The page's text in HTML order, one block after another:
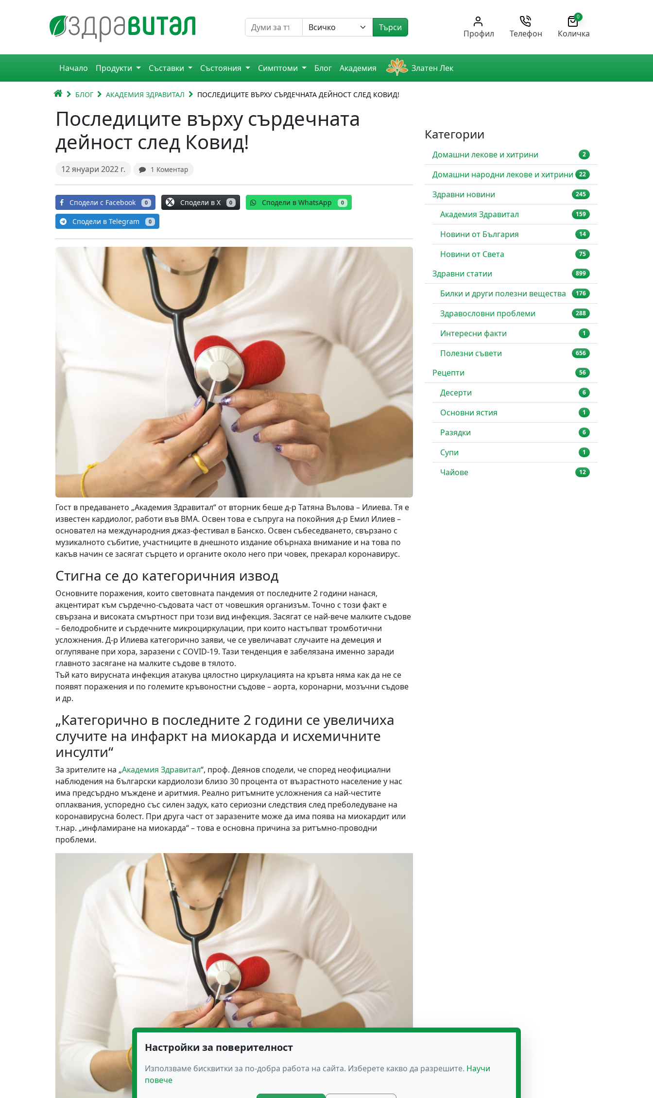
Горна навигация
Търсене на Търси
Профил Телефон
0
Количка
Главна навигация
Начало Продукти Съставки Състояния Симптоми Блог Академия Златен Лек
НАЧАЛО
БЛОГ АКАДЕМИЯ ЗДРАВИТАЛ ПОСЛЕДИЦИТЕ ВЪРХУ СЪРДЕЧНАТА ДЕЙНОСТ СЛЕД КОВИД!
Последиците върху сърдечната
дейност след Ковид!
12 януари 2022 г. 1 Коментар
Сподели с Facebook 0 Сподели в X 0 Сподели в WhatsApp 0
Сподели в Telegram 0
Гост в предаването „Академия Здравитал“ от вторник беше д-р Татяна Вълова – Илиева. Тя е
известен кардиолог, работи във ВМА. Освен това е съпруга на покойния д-р Емил Илиев –
основател на международния джаз-фестивал в Банско. Освен събеседването, свързано с
музикалното събитие, участниците в днешното издание обърнаха внимание и на това по
какъв начин се засягат сърцето и органите около него при човек, прекарал коронавирус.
Стигна се до категоричния извод
Основните поражения, които световната пандемия от последните 2 години нанася,
акцентират към сърдечно-съдовата част от човешкия организъм. Точно с този факт е
свързана и високата смъртност при този вид инфекция. Засягат се най-вече малките съдове
– белодробните и сърдечните микроциркулации, при които настъпват тромботични
усложнения. Д-р Илиева категорично заяви, че се увеличават случаите на демеция и
оглупяване при хора, заразени с COVID-19. Тази тенденция е забелязана именно заради
главното засягане на малките съдове в тялото.
Тъй като вирусната инфекция атакува цялостно циркулацията на кръвта няма как да не се
появят поражения и по големите кръвоностни съдове – аорта, коронарни, мозъчни съдове
и др.
„Категорично в последните 2 години се увеличиха
случите на инфаркт на миокарда и исхемичните
инсулти“
За зрителите на „Академия Здравитал“, проф. Деянов сподели, че според неофициални
наблюдения на български кардиолози близо 30 процента от възрастното население у нас
има предсърдно мъждене и аритмия. Реално ритъмните усложнения са най-честите
оплаквания, успоредно със силен задух, като сериозни следствия след преболедуване на
коронавирусна болест. При друга част от заразените може да има поява на миокардит или
т.нар. „инфламиране на миокарда“ – това е основна причина за ритъмно-проводни
проблеми.
Категории
Домашни лекове и хитрини 2
Домашни народни лекове и хитрини 22
Здравни новини 245
Академия Здравитал 159
Новини от България 14
Новини от Света 75
Здравни статии 899
Билки и други полезни вещества 176
Здравословни проблеми 288
Интересни факти 1
Полезни съвети 656
Рецепти 56
Десерти 6
Основни ястия 1
Разядки 6
Супи 1
Чайове 12
Настройки за поверителност
Използваме бисквитки за по-добра работа на сайта. Изберете какво да разрешите. Научи
повече